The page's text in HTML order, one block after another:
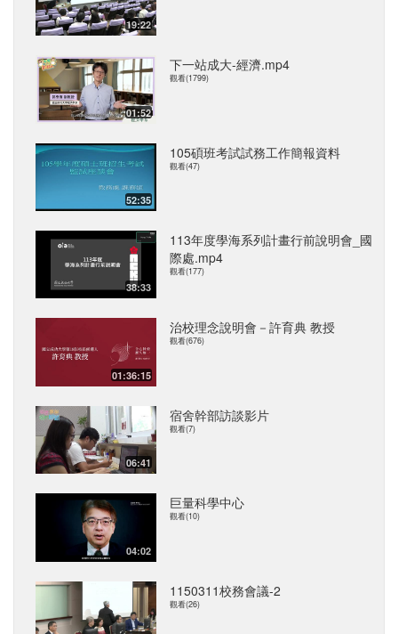
19:22
01:52
下一站成大-經濟.mp4
觀看(1799)
52:35
105碩班考試試務工作簡報資料
觀看(47)
38:33
113年度學海系列計畫行前說明會_國
際處.mp4
觀看(177)
01:36:15
治校理念說明會－許育典 教授
觀看(676)
06:41
宿舍幹部訪談影片
觀看(7)
04:02
巨量科學中心
觀看(10)
1150311校務會議-2
觀看(26)